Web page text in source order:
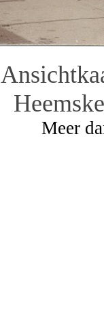
Meer